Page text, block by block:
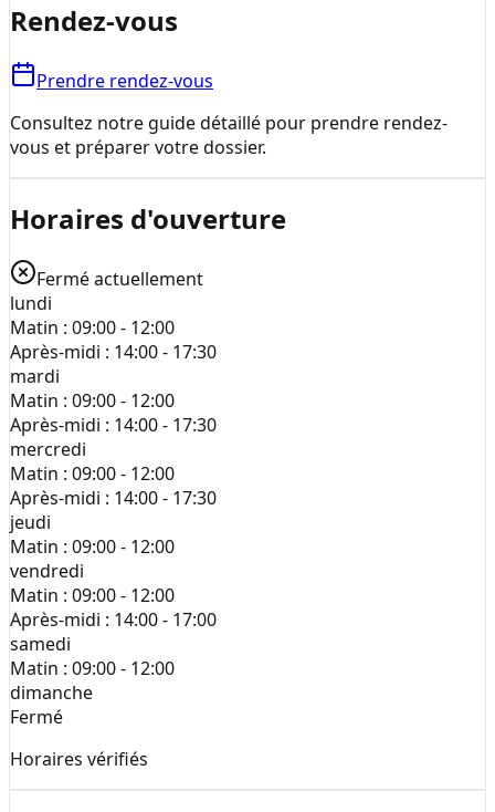
Rendez-vous
Prendre rendez-vous
Consultez notre guide détaillé pour prendre rendez-
vous et préparer votre dossier.
Horaires d'ouverture
Fermé actuellement
lundi
Matin : 09:00 - 12:00
Après-midi : 14:00 - 17:30
mardi
Matin : 09:00 - 12:00
Après-midi : 14:00 - 17:30
mercredi
Matin : 09:00 - 12:00
Après-midi : 14:00 - 17:30
jeudi
Matin : 09:00 - 12:00
vendredi
Matin : 09:00 - 12:00
Après-midi : 14:00 - 17:00
samedi
Matin : 09:00 - 12:00
dimanche
Fermé
Horaires vérifiés